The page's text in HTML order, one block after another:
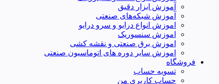
آموزش ابزار دقیق
آموزش شبکه‌های صنعتی
اموزش انواع درایو و سرو درایو
اموزش سنسوریک
اموزش برق صنعتی و نقشه کشی
اموزش سایر دوره های اتوماسیون صنعتی
فروشگاه
تسویه حساب
حساب کاربری من